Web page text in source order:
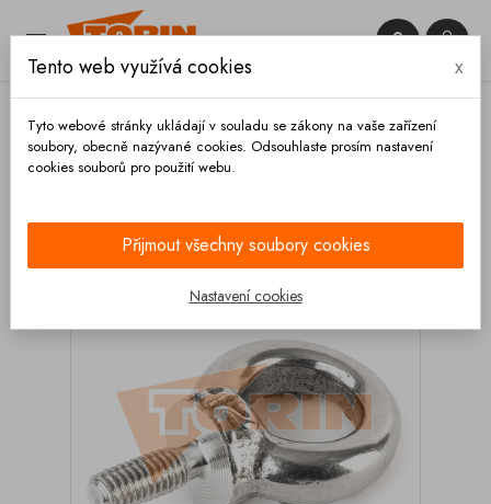
 

Tento web využívá cookies x
Tyto webové stránky ukládají v souladu se zákony na vaše zařízení
soubory, obecně nazývané cookies. Odsouhlaste prosím nastavení
cookies souborů pro použití webu.
Přijmout všechny soubory cookies
Nastavení cookies